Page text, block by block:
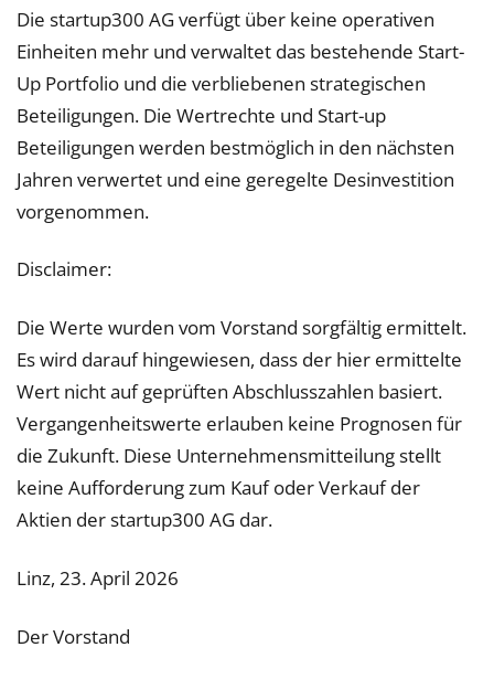
Die startup300 AG verfügt über keine operativen
Einheiten mehr und verwaltet das bestehende Start-
Up Portfolio und die verbliebenen strategischen
Beteiligungen. Die Wertrechte und Start-up
Beteiligungen werden bestmöglich in den nächsten
Jahren verwertet und eine geregelte Desinvestition
vorgenommen.
Disclaimer:
Die Werte wurden vom Vorstand sorgfältig ermittelt.
Es wird darauf hingewiesen, dass der hier ermittelte
Wert nicht auf geprüften Abschlusszahlen basiert.
Vergangenheitswerte erlauben keine Prognosen für
die Zukunft. Diese Unternehmensmitteilung stellt
keine Aufforderung zum Kauf oder Verkauf der
Aktien der startup300 AG dar.
Linz, 23. April 2026
Der Vorstand